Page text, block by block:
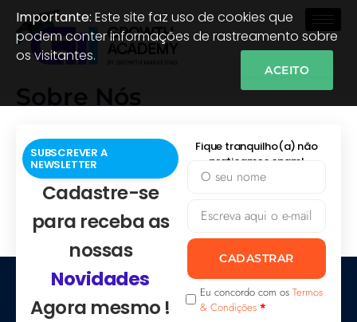
Sobre Nós
SUBSCREVER A
NEWSLETTER
Cadastre-se
para receba as
nossas
Novidades
Agora mesmo !
Fique tranquilho(a) não
praticamos spam!
CADASTRAR
Eu concordo com os Termos
& Condições *
Importante: Este site faz uso de cookies que
podem conter informações de rastreamento sobre
os visitantes.
ACEITO